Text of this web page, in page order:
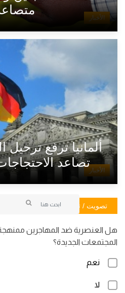
الأخبار
الأخبار
ألمانيا ترفع
تصاعد
تصويت / تصويت
هل العنصرية ضد المهاجرين
المجتمعات الجديدة؟
نعم
لا